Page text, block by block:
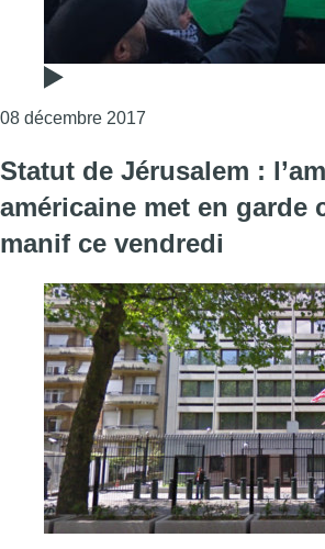
08 décembre 2017
Statut de Jérusalem :
américaine met en garde
manif ce vendredi